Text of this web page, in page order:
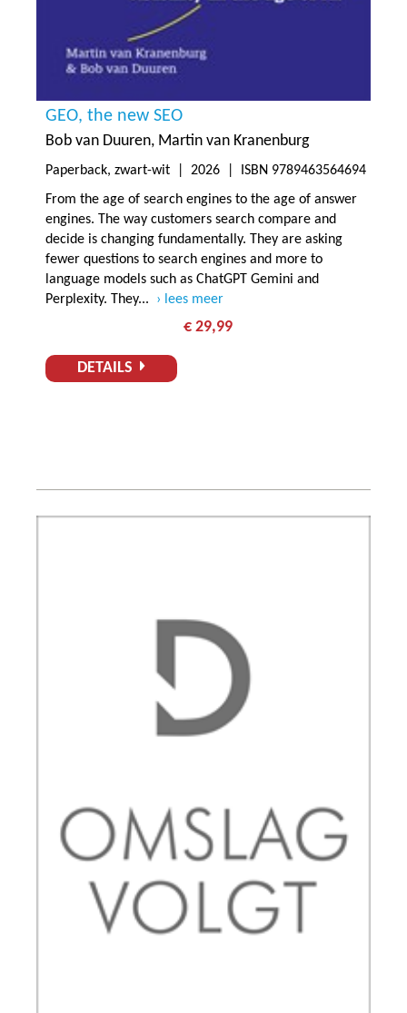
GEO, the new SEO
Bob van Duuren Martin van Kranenburg
Paperback, zwart-wit | 2026 | ISBN 9789463564694
From the age of search engines to the age of answer
engines. The way customers search compare and
decide is changing fundamentally. They are asking
fewer questions to search engines and more to
language models such as ChatGPT Gemini and
Perplexity. They...
lees meer
€ 29,99
DETAILS